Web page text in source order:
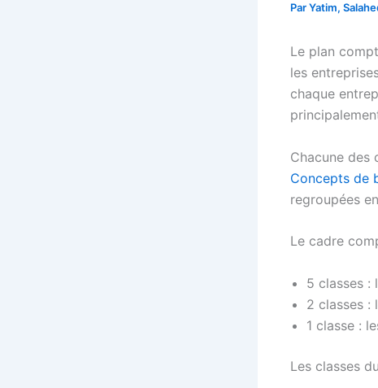
ParYatim,
Le plan
les
chaque
Chacune des
Concepts de
regroupées
Le cadre
5 classes :
2 classes :
1 classe :
Les classes